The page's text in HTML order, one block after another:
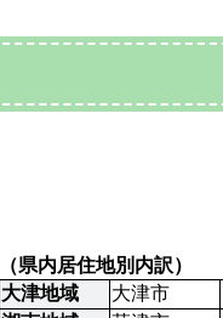
（県内居住地別内訳）
大津地域
大津市